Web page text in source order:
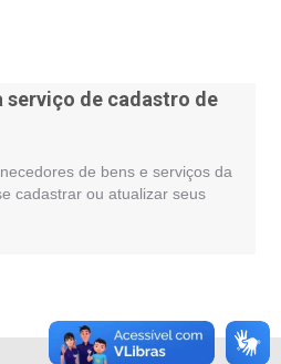
de cadastro de
de bens e serviços da
cadastrar ou atualizar seus